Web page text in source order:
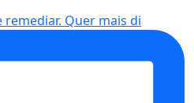
Quer mais di